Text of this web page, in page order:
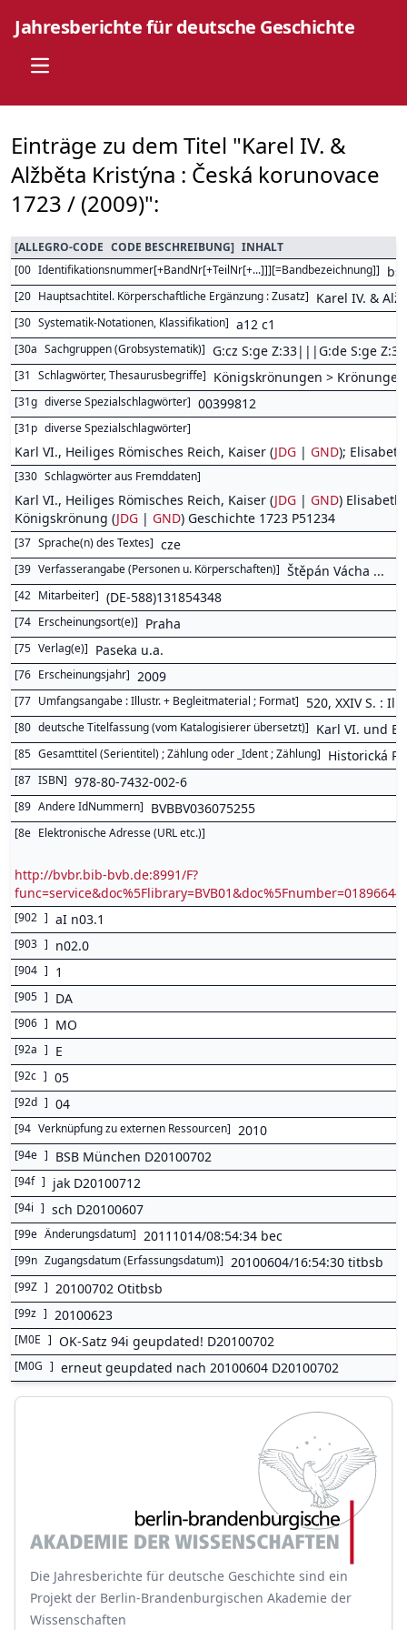
Jahresberichte für deutsche Geschichte
Open main menu
Einträge zu dem Titel "Karel IV. &
Alžběta Kristýna : Česká korunovace
1723 / (2009)":
[ALLEGRO-CODE CODE BESCHREIBUNG] INHALT
[00 Identifikationsnummer[+BandNr[+TeilNr[+...]]][=Bandbezeichnung]]
[20 Hauptsachtitel. Körperschaftliche Ergänzung : Zusatz] Karel IV. &
[30 Systematik-Notationen, Klassifikation] a12 c1
[30a Sachgruppen (Grobsystematik)] G:cz S:ge Z:33|||G:de S:ge
[31 Schlagwörter, Thesaurusbegriffe] Königskrönungen > Krönungen
[31g diverse Spezialschlagwörter] 00399812
[31p diverse Spezialschlagwörter]
Karl VI., Heiliges Römisches Reich, Kaiser (JDG | GND);
[330 Schlagwörter aus Fremddaten]
Karl VI., Heiliges Römisches Reich, Kaiser (JDG | GND) Elisabeth
Königskrönung (JDG | GND) Geschichte 1723 P51234
[37 Sprache(n) des Textes] cze
[39 Verfasserangabe (Personen u. Körperschaften)] Štěpán Vácha ...
[42 Mitarbeiter] (DE-588)131854348
[74 Erscheinungsort(e)] Praha
[75 Verlag(e)] Paseka u.a.
[76 Erscheinungsjahr] 2009
[77 Umfangsangabe : Illustr. + Begleitmaterial ; Format] 520, XXIV S. :
[80 deutsche Titelfassung (vom Katalogisierer übersetzt)] Karl VI. und
[85 Gesamttitel (Serientitel) ; Zählung oder _Ident ; Zählung] Historická
[87 ISBN] 978-80-7432-002-6
[89 Andere IdNummern] BVBBV036075255
[8e Elektronische Adresse (URL etc.)]
http://bvbr.bib-bvb.de:8991/F?
[902 ] aI n03.1
[903 ] n02.0
[904 ] 1
[905 ] DA
[906 ] MO
[92a ] E
[92c ] 05
[92d ] 04
[94 Verknüpfung zu externen Ressourcen] 2010
[94e ] BSB München D20100702
[94f ] jak D20100712
[94i ] sch D20100607
[99e Änderungsdatum] 20111014/08:54:34 bec
[99n Zugangsdatum (Erfassungsdatum)] 20100604/16:54:30 titbsb
[99Z ] 20100702 Otitbsb
[99z ] 20100623
[M0E ] OK-Satz 94i geupdated! D20100702
[M0G ] erneut geupdated nach 20100604 D20100702
Die Jahresberichte für deutsche Geschichte sind ein
Projekt der Berlin-Brandenburgischen Akademie der
Wissenschaften